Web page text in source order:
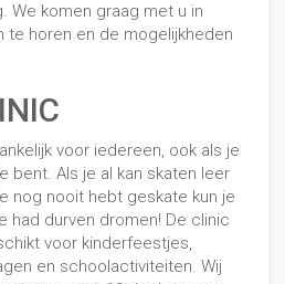
We komen graag met u in
te horen en de mogelijkheden
voor iedereen, ook als je
bent. Als je al kan skaten leer
nog nooit hebt geskate kun je
had durven dromen! De clinic
voor kinderfeestjes,
en schoolactiviteiten. Wij